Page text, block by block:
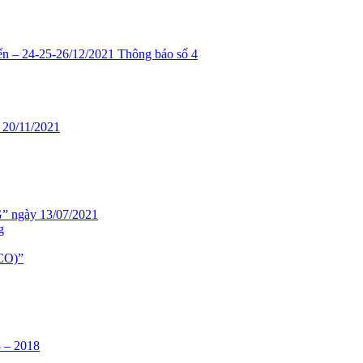
24-25-26/12/2021 Thông báo số 4
11/2021
ngày 13/07/2021
– 2018